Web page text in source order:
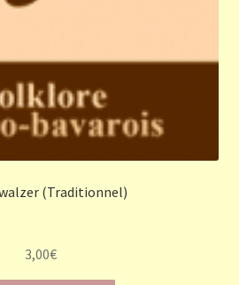
(Traditionnel)
3,00€